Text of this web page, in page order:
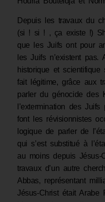
Depuis les travaux du
(si ! si ! , ça existe !)
que les Juifs ont pour
les Juifs n’existent
historique et
fait légitime, grâce aux
parler du génocide des
l’extermination des
font les révisionnistes
logique de parler de
qui s’est substitué à
au moins depuis
travaux d’un autre
Abbas, représentant
Jésus-Christ était Arabe